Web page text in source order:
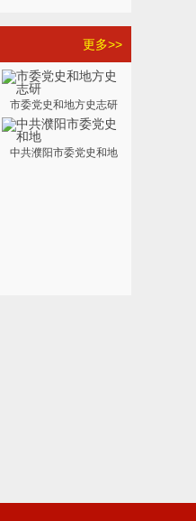
更多>>
市委党史和地方史志研
中共濮阳市委党史和地